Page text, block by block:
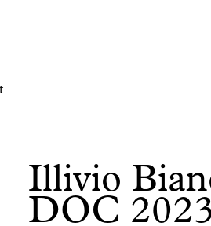
Illivio
DOC